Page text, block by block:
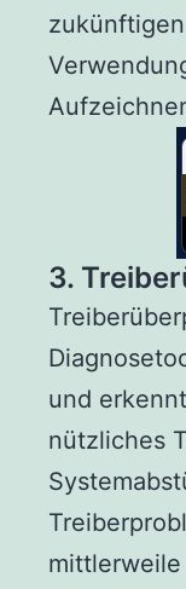
3.
und
nützliches